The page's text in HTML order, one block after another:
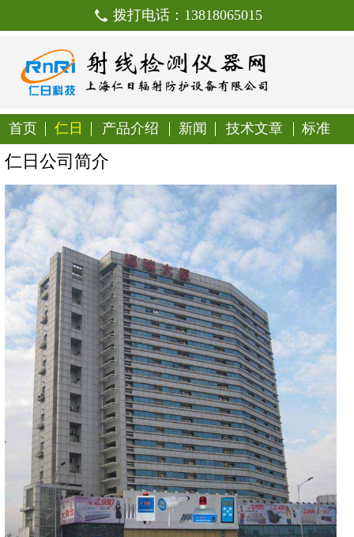
拨打电话：
首页 仁日 产品介绍 新闻 技
仁日公司简介